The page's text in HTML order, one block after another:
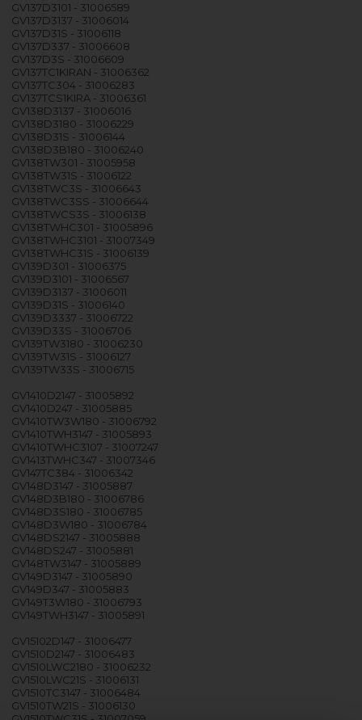
GV137D3101 - 31006589
GV137D3137 - 31006014
GV137D31S - 31006118
GV137D337 - 31006608
GV137D3S - 31006609
GV137TC1KIRAN - 31006362
GV137TC304 - 31006283
GV137TCS1KIRA - 31006361
GV138D3137 - 31006016
GV138D3180 - 31006229
GV138D31S - 31006144
GV138D3B180 - 31006240
GV138TW301 - 31005958
GV138TW31S - 31006122
GV138TWC3S - 31006643
GV138TWC3SS - 31006644
GV138TWCS3S - 31006138
GV138TWHC301 - 31005896
GV138TWHC3101 - 31007349
GV138TWHC31S - 31006139
GV139D301 - 31006375
GV139D3101 - 31006567
GV139D3137 - 31006011
GV139D31S - 31006140
GV139D3337 - 31006722
GV139D33S - 31006706
GV139TW3180 - 31006230
GV139TW31S - 31006127
GV139TW33S - 31006715
GV1410D2147 - 31005892
GV1410D247 - 31005885
GV1410TW3W180 - 31006792
GV1410TWH3147 - 31005893
GV1410TWHC3107 - 31007247
GV1413TWHC347 - 31007346
GV147TC384 - 31006342
GV148D3147 - 31005887
GV148D3B180 - 31006786
GV148D3S180 - 31006785
GV148D3W180 - 31006784
GV148DS2147 - 31005888
GV148DS247 - 31005881
GV148TW3147 - 31005889
GV149D3147 - 31005890
GV149D347 - 31005883
GV149T3W180 - 31006793
GV149TWH3147 - 31005891
GV15102D147 - 31006477
GV1510D2147 - 31006483
GV1510LWC2180 - 31006232
GV1510LWC21S - 31006131
GV1510TC3147 - 31006484
GV1510TW21S - 31006130